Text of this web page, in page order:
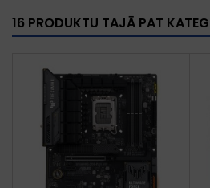
16 PRODUKTU TAJĀ PAT